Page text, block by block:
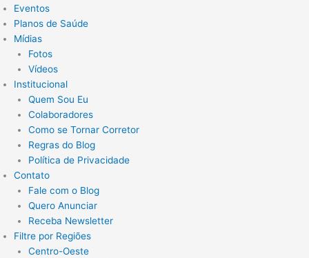
Eventos
Planos de Saúde
Mídias
Fotos
Vídeos
Institucional
Quem Sou Eu
Colaboradores
Como se Tornar Corretor
Regras do Blog
Política de Privacidade
Contato
Fale com o Blog
Quero Anunciar
Receba Newsletter
Filtre por Regiões
Centro-Oeste